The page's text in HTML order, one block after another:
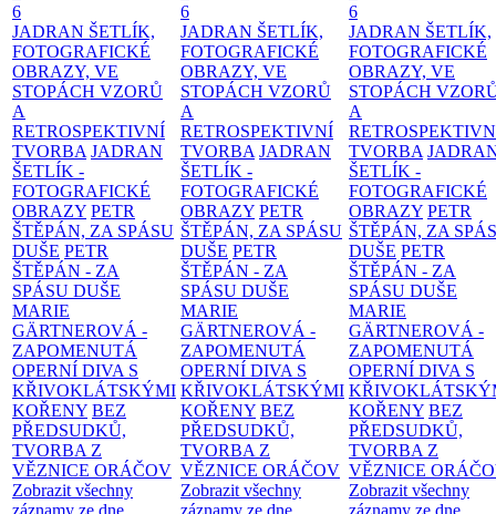
6
JADRAN ŠETLÍK,
FOTOGRAFICKÉ
OBRAZY, VE
STOPÁCH VZORŮ
A
RETROSPEKTIVNÍ
TVORBA JADRAN
ŠETLÍK -
FOTOGRAFICKÉ
OBRAZY PETR
ŠTĚPÁN, ZA SPÁSU
DUŠE PETR
ŠTĚPÁN - ZA
SPÁSU DUŠE
MARIE
GÄRTNEROVÁ -
ZAPOMENUTÁ
OPERNÍ DIVA S
KŘIVOKLÁTSKÝMI
KOŘENY BEZ
PŘEDSUDKŮ,
TVORBA Z
VĚZNICE ORÁČOV
Zobrazit všechny
záznamy ze dne
6
JADRAN ŠETLÍK,
FOTOGRAFICKÉ
OBRAZY, VE
STOPÁCH VZORŮ
A
RETROSPEKTIVNÍ
TVORBA JADRAN
ŠETLÍK -
FOTOGRAFICKÉ
OBRAZY PETR
ŠTĚPÁN, ZA SPÁSU
DUŠE PETR
ŠTĚPÁN - ZA
SPÁSU DUŠE
MARIE
GÄRTNEROVÁ -
ZAPOMENUTÁ
OPERNÍ DIVA S
KŘIVOKLÁTSKÝMI
KOŘENY BEZ
PŘEDSUDKŮ,
TVORBA Z
VĚZNICE ORÁČOV
Zobrazit všechny
záznamy ze dne
6
JADRAN ŠETLÍK,
FOTOGRAFICKÉ
OBRAZY, VE
STOPÁCH
A
TVORBA
ŠETLÍK -
FOTOGRAFICKÉ
OBRAZY PETR
ŠTĚPÁN, ZA
DUŠE PETR
ŠTĚPÁN - ZA
SPÁSU DUŠE
MARIE
GÄRTNEROVÁ -
ZAPOMENUTÁ
OPERNÍ DIVA S
KOŘENY BEZ
PŘEDSUDKŮ,
TVORBA Z
VĚZNICE
Zobrazit všechny
záznamy ze dne